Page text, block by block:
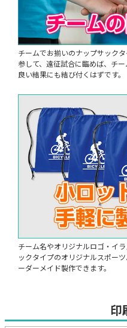
チームでお揃いのナップサック
参して、遠征試合に臨めば、チ
良い結果にも結び付くはずです。
チーム名やオリジナルロゴ・イ
ックタイプのオリジナルスポー
ーダーメイド製作できます。
印